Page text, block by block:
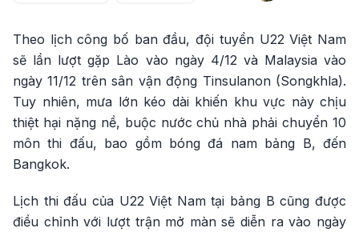
Theo lịch công bố ban đầu, đội tuyển U22 Việt Nam
sẽ lần lượt gặp Lào vào ngày 4/12 và Malaysia vào
ngày 11/12 trên sân vận động Tinsulanon (Songkhla).
Tuy nhiên, mưa lớn kéo dài khiến khu vực này chịu
thiệt hại nặng nề, buộc nước chủ nhà phải chuyển 10
môn thi đấu, bao gồm bóng đá nam bảng B, đến
Bangkok.
Lịch thi đấu của U22 Việt Nam tại bảng B cũng được
điều chỉnh với lượt trận mở màn sẽ diễn ra vào ngày